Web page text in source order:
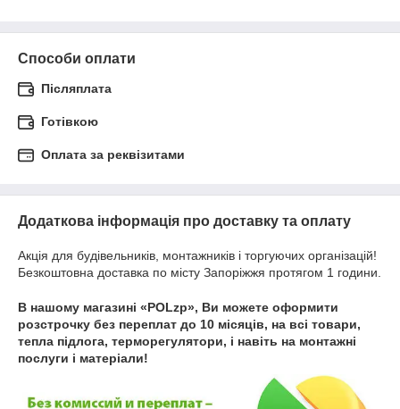
Способи оплати
Післяплата
Готівкою
Оплата за реквізитами
Додаткова інформація про доставку та оплату
Акція для будівельників, монтажників і торгуючих організацій!
Безкоштовна доставка по місту Запоріжжя протягом 1 години.
В нашому магазині «POLzp», Ви можете оформити
розстрочку без переплат до 10 місяців, на всі товари,
тепла підлога, терморегулятори, і навіть на монтажні
послуги і матеріали!